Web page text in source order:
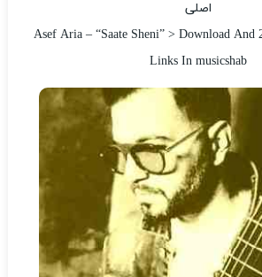
اصلی
Asef Aria – “Saate Sheni” > Download
Links In musicshab